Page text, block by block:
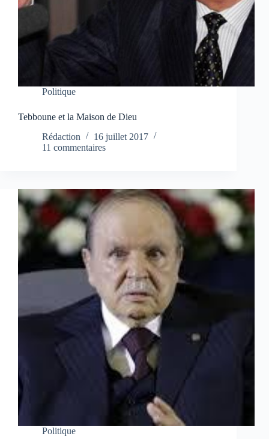
Politique
Tebboune et la Maison de Dieu
Rédaction
16 juillet 2017
11 commentaires
Politique